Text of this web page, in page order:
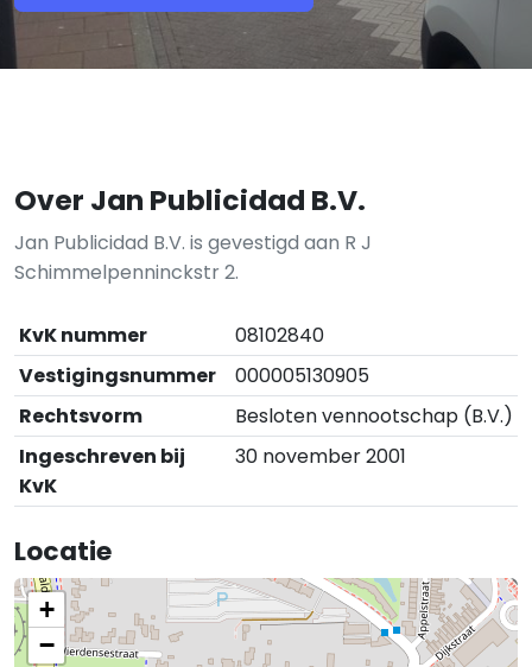
Over Jan Publicidad B.V.
Jan Publicidad B.V. is gevestigd aan R J
Schimmelpenninckstr 2.
KvK nummer
08102840
Vestigingsnummer
000005130905
Rechtsvorm
Besloten vennootschap (B.V.)
Ingeschreven bij
KvK
30 november 2001
Locatie
+
−